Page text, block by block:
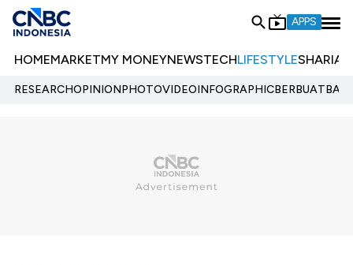
APPS
HOMEMARKETMY MONEYNEWSTECHLIFESTYLESHARIA
RESEARCHOPINIONPHOTOVIDEOINFOGRAPHIC